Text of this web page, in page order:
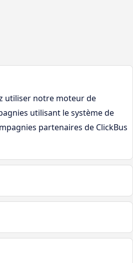
utiliser notre moteur de
utilisant le système de
partenaires de ClickBus